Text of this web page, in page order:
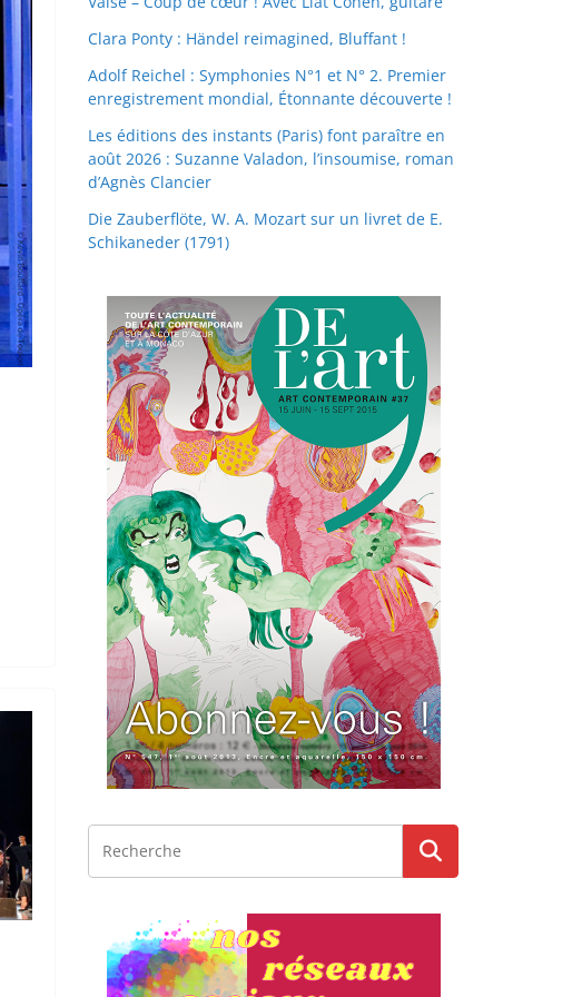
Clara Ponty : Händel reimagined, Bluffant !
Adolf Reichel : Symphonies N°1 et N° 2. Premier
enregistrement mondial, Étonnante découverte !
Les éditions des instants (Paris) font paraître en
août 2026 : Suzanne Valadon, l’insoumise, roman
d’Agnès Clancier
Die Zauberflöte, W. A. Mozart sur un livret de E.
Schikaneder (1791)